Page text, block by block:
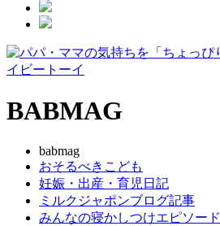
BABMAG
babmag
おそるべきこども
妊娠・出産・育児日記
ミルクジャポンブログ記事
みんなの寝かしつけエピソード